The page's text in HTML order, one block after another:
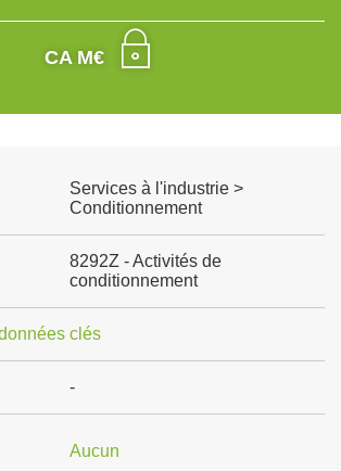
CA M€
Services à l'industrie >
Conditionnement
8292Z - Activités de
conditionnement
clés
-
Aucun